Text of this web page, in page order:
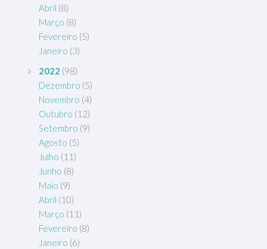
Abril (8)
Março (8)
Fevereiro (5)
Janeiro (3)
2022 (98)
Dezembro (5)
Novembro (4)
Outubro (12)
Setembro (9)
Agosto (5)
Julho (11)
Junho (8)
Maio (9)
Abril (10)
Março (11)
Fevereiro (8)
Janeiro (6)